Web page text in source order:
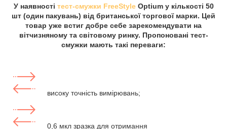
У наявності тест-смужки FreeStyleOptium у кількості 50
шт (один пакувань) від британської торгової марки. Цей
товар уже встиг добре себе зарекомендувати на
вітчизняному та світовому ринку. Пропоновані тест-
смужки мають такі переваги:
високу точність вимірювань;
0,6 мкл зразка для отримання